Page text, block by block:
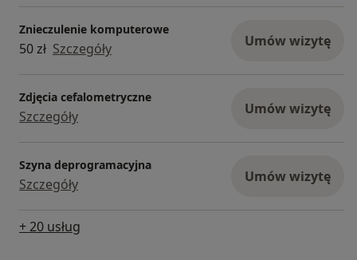
Znieczulenie komputerowe
50 zł Szczegóły Umów wizytę
Zdjęcia cefalometryczne
Szczegóły Umów wizytę
Szyna deprogramacyjna
Szczegóły Umów wizytę
+ 20 usług